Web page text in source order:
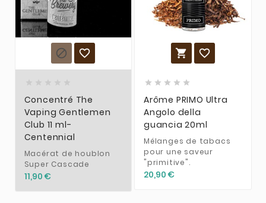
 
Concentré The
Vaping Gentlemen
Club 11 ml-
Centennial
Macérat de houblon
Super Cascade
11,90 €
 
    
Arôme PRIMO Ultra
Angolo della
guancia 20ml
Mélanges de tabacs
pour une saveur
"primitive".
20,90 €